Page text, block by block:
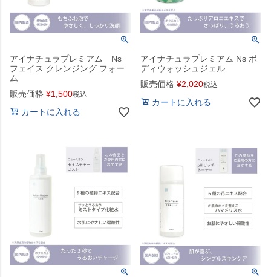
アイナチュラプレミアム Ns
フェイス クレンジング フォー
ム
販売価格 ¥1,500税込
カートに入れる
アイナチュラプレミアム Ns ボ
ディウォッシュジェル
販売価格 ¥2,020税込
カートに入れる